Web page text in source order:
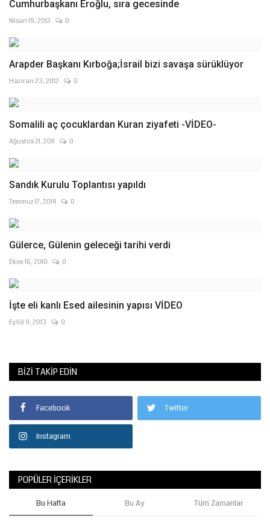
Cumhurbaşkanı Eroğlu, sıra gecesinde
Nisan 19, 2012 0
Arapder Başkanı Kırboğa;İsrail bizi savaşa sürüklüyor
Haziran 23, 2012 0
Somalili aç çocuklardan Kuran ziyafeti -VİDEO-
Ağustos 21, 2011 0
Sandık Kurulu Toplantısı yapıldı
Temmuz 17, 2014 0
Gülerce, Gülenin geleceği tarihi verdi
Ekim 16, 2010 0
İşte eli kanlı Esed ailesinin yapısı VİDEO
Eylül 9, 2013 0
BIZI TAKIP EDIN
Facebook Twitter
Instagram
POPÜLER İÇERIKLER
Bu Hafta Bu Ay Tüm Zamanlar